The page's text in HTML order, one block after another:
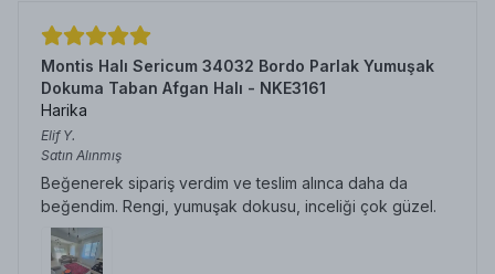
Montis Halı Sericum 34032 Bordo Parlak Yumuşak
Dokuma Taban Afgan Halı - NKE3161
Harika
Elif Y.
Satın Alınmış
Beğenerek sipariş verdim ve teslim alınca daha da
beğendim. Rengi, yumuşak dokusu, inceliği çok güzel.